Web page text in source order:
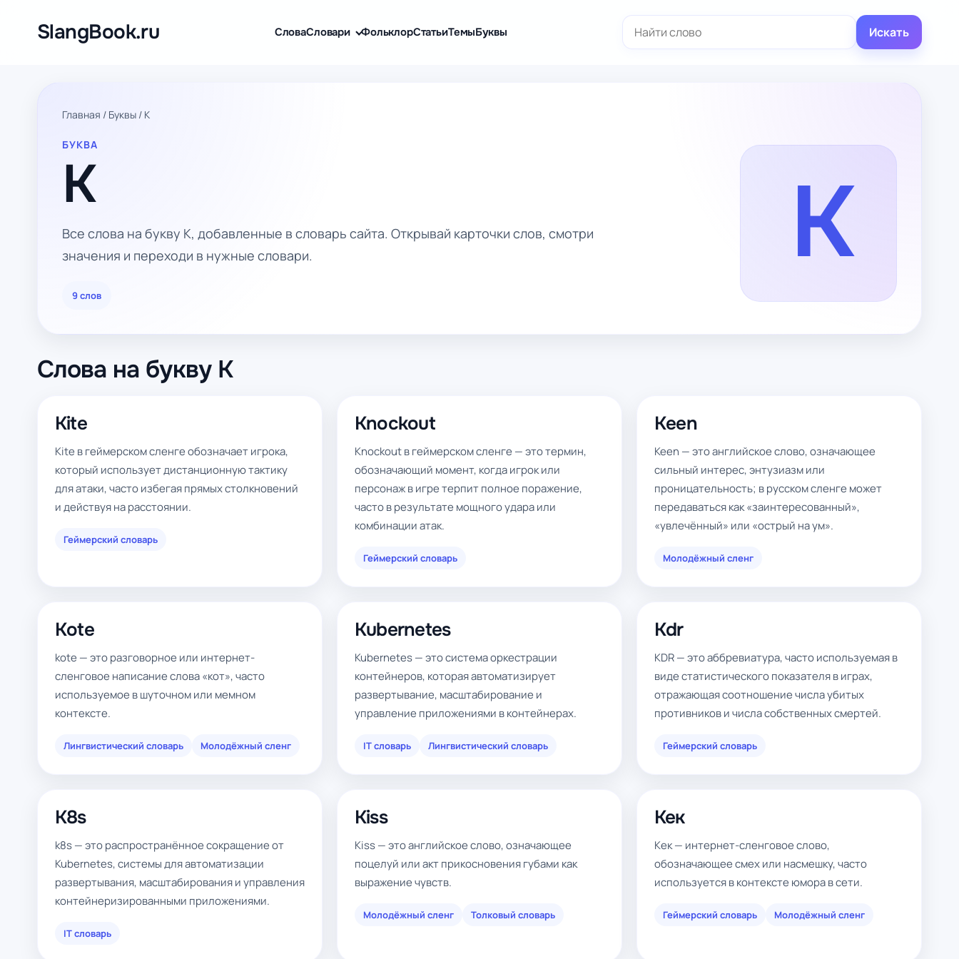
содержимомуSlangBook.ru СловаСловари ФольклорСтатьиТемыБуквы Искать
Главная / Буквы / K
БУКВА
K
Все слова на букву K, добавленные в словарь сайта. Открывай карточки слов, смотри
значения и переходи в нужные словари.
9 слов
K
Слова на букву K
Kite
Kite в геймерском сленге обозначает игрока,
который использует дистанционную тактику
для атаки, часто избегая прямых столкновений
и действуя на расстоянии.
Геймерский словарь
Knockout
Knockout в геймерском сленге — это термин,
обозначающий момент, когда игрок или
персонаж в игре терпит полное поражение,
часто в результате мощного удара или
комбинации атак.
Геймерский словарь
Keen
Keen — это английское слово, означающее
сильный интерес, энтузиазм или
проницательность; в русском сленге может
передаваться как «заинтересованный»,
«увлечённый» или «острый на ум».
Молодёжный сленг
Kote
kote — это разговорное или интернет-
сленговое написание слова «кот», часто
используемое в шуточном или мемном
контексте.
Лингвистический словарь Молодёжный сленг
Kubernetes
Kubernetes — это система оркестрации
контейнеров, которая автоматизирует
развертывание, масштабирование и
управление приложениями в контейнерах.
IT словарь Лингвистический словарь
Kdr
KDR — это аббревиатура, часто используемая в
виде статистического показателя в играх,
отражающая соотношение числа убитых
противников и числа собственных смертей.
Геймерский словарь
K8s
k8s — это распространённое сокращение от
Kubernetes, системы для автоматизации
развертывания, масштабирования и управления
контейнеризированными приложениями.
IT словарь
Kiss
Kiss — это английское слово, означающее
поцелуй или акт прикосновения губами как
выражение чувств.
Молодёжный сленг Толковый словарь
Кек
Кек — интернет-сленговое слово,
обозначающее смех или насмешку, часто
используется в контексте юмора в сети.
Геймерский словарь Молодёжный сленг